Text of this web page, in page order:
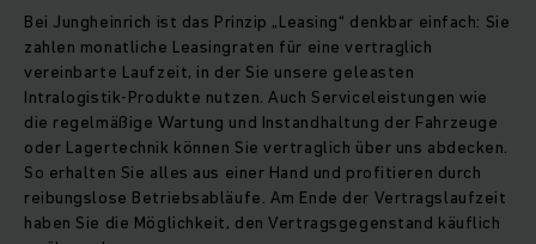
Bei Jungheinrich ist das Prinzip „Leasing“ denkbar einfach: Sie
zahlen monatliche Leasingraten für eine vertraglich
vereinbarte Laufzeit, in der Sie unsere geleasten
Intralogistik-Produkte nutzen. Auch Serviceleistungen wie
die regelmäßige Wartung und Instandhaltung der Fahrzeuge
oder Lagertechnik können Sie vertraglich über uns abdecken.
So erhalten Sie alles aus einer Hand und profitieren durch
reibungslose Betriebsabläufe. Am Ende der Vertragslaufzeit
haben Sie die Möglichkeit, den Vertragsgegenstand käuflich